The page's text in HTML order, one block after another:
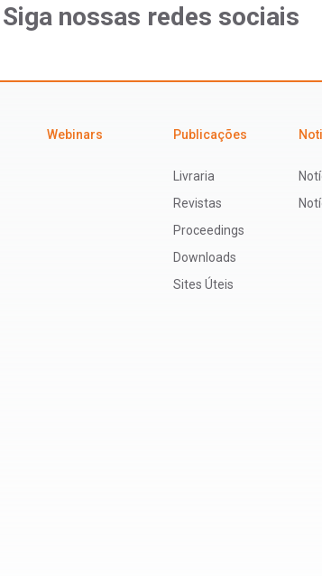
Siga nossas redes sociais
Webinars Publicações
Livraria
Revistas
Proceedings
Downloads
Sites Úteis